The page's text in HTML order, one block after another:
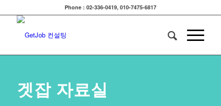
Phone : 02-336-0419, 010-7475-6817
겟잡 자료실